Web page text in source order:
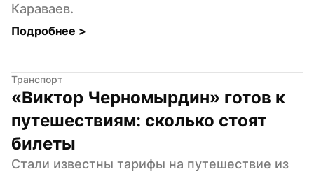
Караваев.
Подробнее >
Транспорт
«Виктор Черномырдин» готов к
путешествиям: сколько стоят
билеты
Стали известны тарифы на путешествие из